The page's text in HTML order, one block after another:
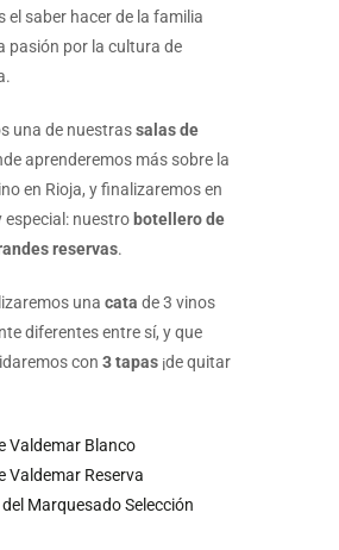
el saber hacer de la familia
pasión por la cultura de
una de nuestrassalas de
aprenderemos más sobre la
en Rioja, y finalizaremos en
especial: nuestro botellero de
reservas.
una cata de 3 vinos
diferentes entre sí, y que
con 3 tapas ¡de quitar
Valdemar Blanco
Valdemar Reserva
Marquesado Selección